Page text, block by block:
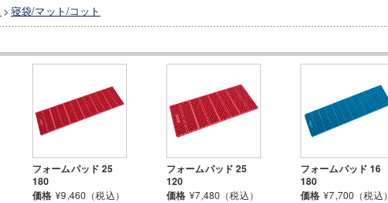
> 寝袋/マット/コット
フォームパッド 25
180
価格 ¥9,460（税込）
フォームパッド 25
120
価格 ¥7,480（税込）
フォームパッド 16
180
価格 ¥7,700（税込）